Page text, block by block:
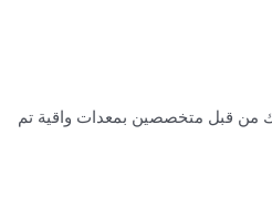
من قبل متخصصين بمعدات واقية تم